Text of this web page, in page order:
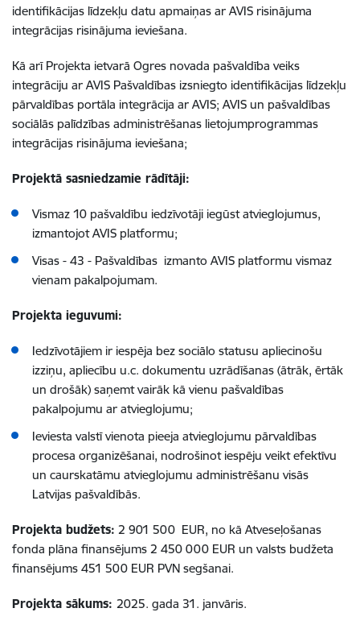
identifikācijas līdzekļu datu apmaiņas ar AVIS risinājuma
integrācijas risinājuma ieviešana.
Kā arī Projekta ietvarā Ogres novada pašvaldība veiks
integrāciju ar AVIS Pašvaldības izsniegto identifikācijas līdzekļu
pārvaldības portāla integrācija ar AVIS; AVIS un pašvaldības
sociālās palīdzības administrēšanas lietojumprogrammas
integrācijas risinājuma ieviešana;
Projektā sasniedzamie rādītāji:
Vismaz 10 pašvaldību iedzīvotāji iegūst atvieglojumus,
izmantojot AVIS platformu;
Visas - 43 - Pašvaldības izmanto AVIS platformu vismaz
vienam pakalpojumam.
Projekta ieguvumi:
Iedzīvotājiem ir iespēja bez sociālo statusu apliecinošu
izziņu, apliecību u.c. dokumentu uzrādīšanas (ātrāk, ērtāk
un drošāk) saņemt vairāk kā vienu pašvaldības
pakalpojumu ar atvieglojumu;
Ieviesta valstī vienota pieeja atvieglojumu pārvaldības
procesa organizēšanai, nodrošinot iespēju veikt efektīvu
un caurskatāmu atvieglojumu administrēšanu visās
Latvijas pašvaldībās.
Projekta budžets: 2 901 500 EUR, no kā Atveseļošanas
fonda plāna finansējums 2 450 000 EUR un valsts budžeta
finansējums 451 500 EUR PVN segšanai.
Projekta sākums: 2025. gada 31. janvāris.